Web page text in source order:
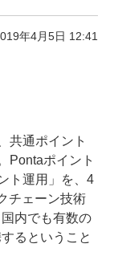
年4月5日 12:41
共通ポイント
Pontaポイント
ト運用」を、4
チェーン技術
内でも有数の
るということ